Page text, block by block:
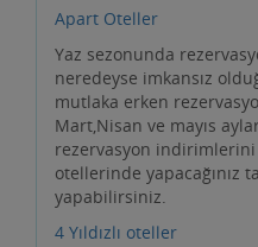
Apart Oteller
Yaz sezonunda
neredeyse imkansız
mutlaka erken
Mart,Nisan ve mayıs
rezervasyon
otellerinde yapacağınız
yapabilirsiniz.
4 Yıldızlı oteller